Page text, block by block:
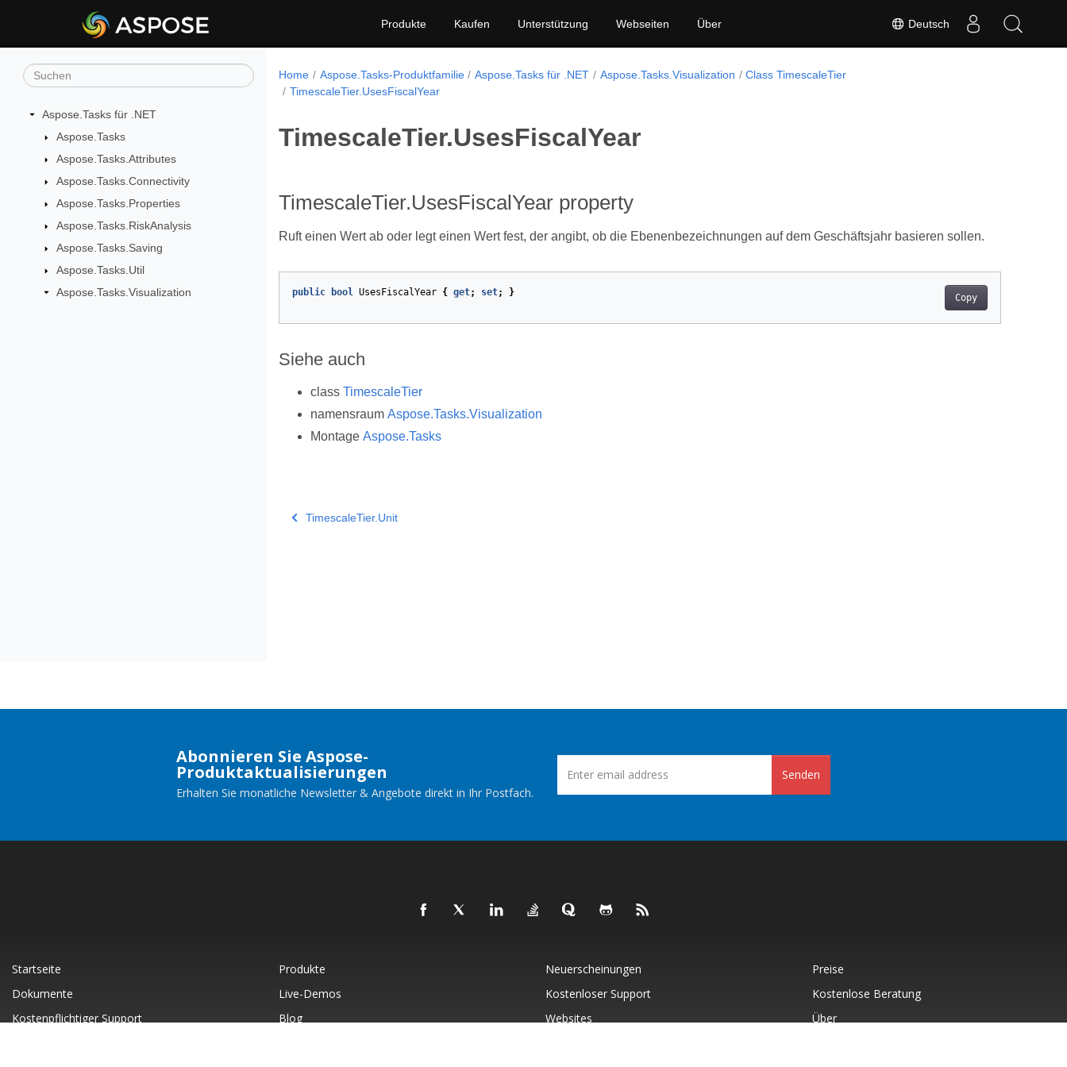
Deutsch
Produkte Kaufen Unterstützung Webseiten Über
Aspose.Tasks für .NET
Aspose.Tasks
Aspose.Tasks.Attributes
Aspose.Tasks.Connectivity
Aspose.Tasks.Properties
Aspose.Tasks.RiskAnalysis
Aspose.Tasks.Saving
Aspose.Tasks.Util
Aspose.Tasks.Visualization
Home Aspose.Tasks-Produktfamilie Aspose.Tasks für .NET Aspose.Tasks.Visualization
Class TimescaleTier
TimescaleTier.UsesFiscalYear
TimescaleTier.UsesFiscalYear
TimescaleTier.UsesFiscalYear property
Ruft einen Wert ab oder legt einen Wert fest, der angibt, ob die Ebenenbezeichnungen auf dem Geschäftsjahr basieren sollen.
Copy
public bool UsesFiscalYear { get; set; }
Siehe auch
class TimescaleTier
namensraum Aspose.Tasks.Visualization
Montage Aspose.Tasks
TimescaleTier.Unit
Abonnieren Sie Aspose-
Produktaktualisierungen
Erhalten Sie monatliche Newsletter & Angebote direkt in Ihr Postfach.
Senden
Startseite Produkte Neuerscheinungen
Preise
Dokumente
Live-Demos Kostenloser Support
Kostenlose Beratung
Kostenpflichtiger Support
Blog Websites Über